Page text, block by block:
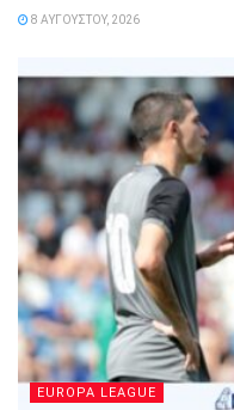
8 ΑΥΓΟΎΣΤΟΥ, 2026
EUROPA LEAGUE